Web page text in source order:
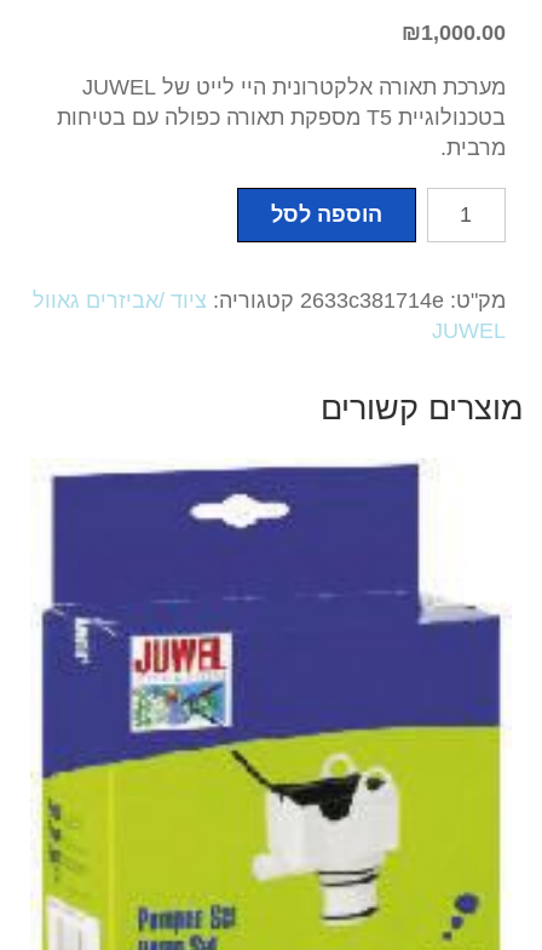
₪1,000.00
מערכת תאורה אלקטרונית היי לייט של JUWEL
בטכנולוגיית T5 מספקת תאורה כפולה עם בטיחות
מרבית.
כמות
תאורה
אלקטרונית
של
ס"מ
הוספה לסל
מק"ט: 2633c381714e קטגוריה: ציוד /אביזרים גאוול
JUWEL
מוצרים קשורים